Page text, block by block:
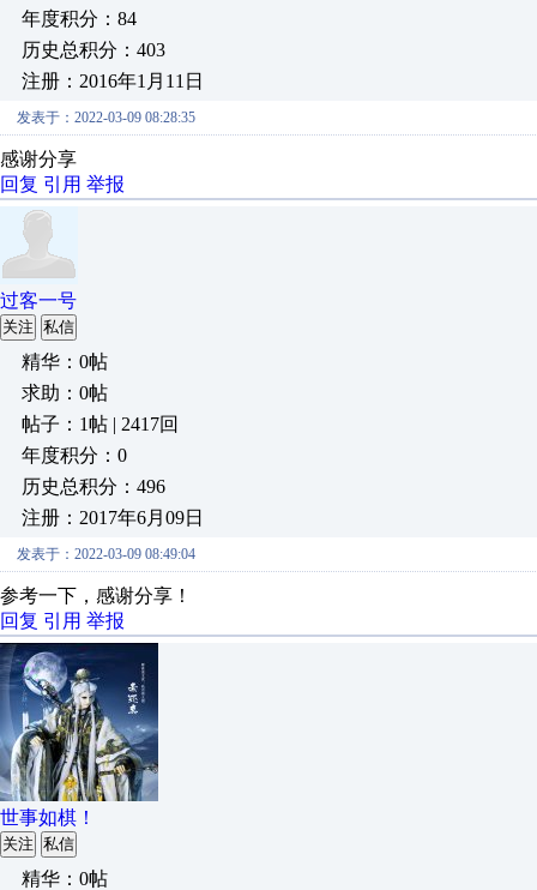
年度积分：84
历史总积分：403
注册：2016年1月11日
发表于：2022-03-09 08:28:35
感谢分享
回复 引用 举报
过客一号
关注 私信
精华：0帖
求助：0帖
帖子：1帖 | 2417回
年度积分：0
历史总积分：496
注册：2017年6月09日
发表于：2022-03-09 08:49:04
参考一下，感谢分享！
回复 引用 举报
世事如棋！
关注 私信
精华：0帖